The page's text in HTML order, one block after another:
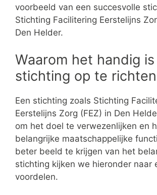
voorbeeld van een succesvolle
Stichting Facilitering Eerstelijns
Den Helder.
Waarom het handig
stichting op te richten
Een stichting zoals Stichting
Eerstelijns Zorg (FEZ) in Den
om het doel te verwezenlijken en
belangrijke maatschappelijke
beter beeld te krijgen van het
stichting kijken we hieronder naar
voordelen.